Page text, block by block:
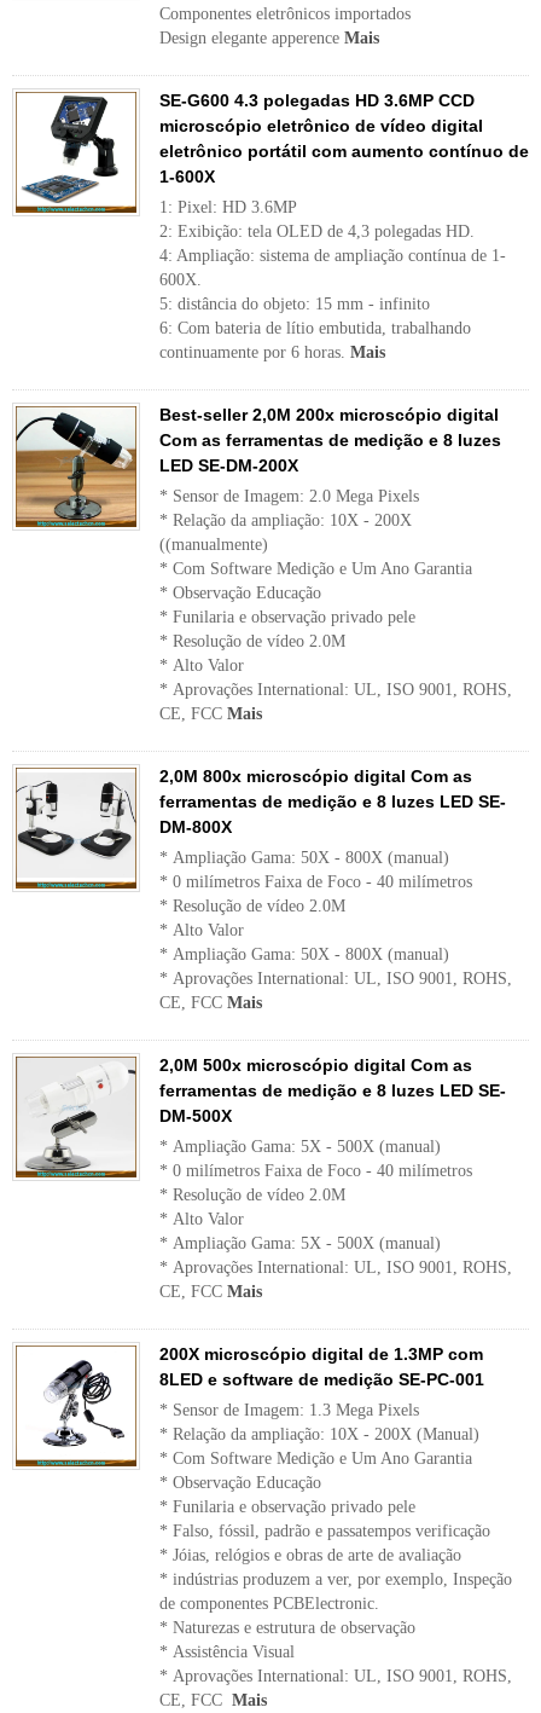
Componentes eletrônicos importados
Design elegante apperence Mais
SE-G600 4.3 polegadas HD 3.6MP CCD
microscópio eletrônico de vídeo digital
eletrônico portátil com aumento contínuo de
1-600X
1: Pixel: HD 3.6MP
2: Exibição: tela OLED de 4,3 polegadas HD.
4: Ampliação: sistema de ampliação contínua de 1-
600X.
5: distância do objeto: 15 mm - infinito
6: Com bateria de lítio embutida, trabalhando
continuamente por 6 horas. Mais
Best-seller 2,0M 200x microscópio digital
Com as ferramentas de medição e 8 luzes
LED SE-DM-200X
* Sensor de Imagem: 2.0 Mega Pixels
* Relação da ampliação: 10X - 200X
((manualmente)
* Com Software Medição e Um Ano Garantia
* Observação Educação
* Funilaria e observação privado pele
* Resolução de vídeo 2.0M
* Alto Valor
* Aprovações International: UL, ISO 9001, ROHS,
CE, FCC Mais
2,0M 800x microscópio digital Com as
ferramentas de medição e 8 luzes LED SE-
DM-800X
* Ampliação Gama: 50X - 800X (manual)
* 0 milímetros Faixa de Foco - 40 milímetros
* Resolução de vídeo 2.0M
* Alto Valor
* Ampliação Gama: 50X - 800X (manual)
* Aprovações International: UL, ISO 9001, ROHS,
CE, FCC Mais
2,0M 500x microscópio digital Com as
ferramentas de medição e 8 luzes LED SE-
DM-500X
* Ampliação Gama: 5X - 500X (manual)
* 0 milímetros Faixa de Foco - 40 milímetros
* Resolução de vídeo 2.0M
* Alto Valor
* Ampliação Gama: 5X - 500X (manual)
* Aprovações International: UL, ISO 9001, ROHS,
CE, FCC Mais
200X microscópio digital de 1.3MP com
8LED e software de medição SE-PC-001
* Sensor de Imagem: 1.3 Mega Pixels
* Relação da ampliação: 10X - 200X (Manual)
* Com Software Medição e Um Ano Garantia
* Observação Educação
* Funilaria e observação privado pele
* Falso, fóssil, padrão e passatempos verificação
* Jóias, relógios e obras de arte de avaliação
* indústrias produzem a ver, por exemplo, Inspeção
de componentes PCBElectronic.
* Naturezas e estrutura de observação
* Assistência Visual
* Aprovações International: UL, ISO 9001, ROHS,
CE, FCC Mais